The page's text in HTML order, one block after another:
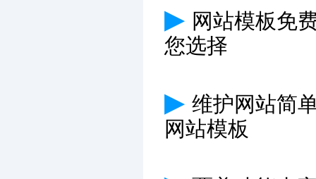
▶ 网站模板免
您选择
▶ 维护网站简
网站模板